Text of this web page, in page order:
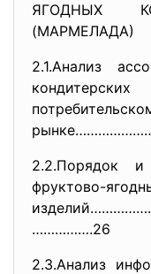
ЯГОДНЫХ
(МАРМЕЛАДА)
2.1.Анализ
2.2.Порядок
фруктово-
…………….26
2.3.Анализ